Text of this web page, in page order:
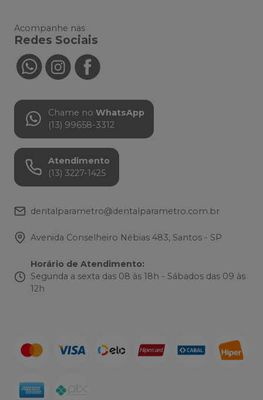
Acompanhe nas
Redes Sociais
Chame no WhatsApp
(13) 99658-3312
Atendimento
(13) 3227-1425
dentalparametro@dentalparametro.com.br
Avenida Conselheiro Nébias 483, Santos - SP
Horário de Atendimento:
Segunda a sexta das 08 às 18h - Sábados das 09 às
12h